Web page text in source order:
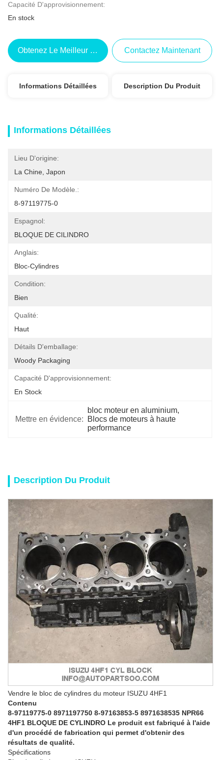
Capacité D'approvisionnement:
En stock
Obtenez Le Meilleur Prix Contactez Maintenant
Informations Détaillées Description Du Produit
Informations Détaillées
Lieu D'origine:
La Chine, Japon
Numéro De Modèle.:
8-97119775-0
Espagnol:
BLOQUE DE CILINDRO
Anglais:
Bloc-Cylindres
Condition:
Bien
Qualité:
Haut
Détails D'emballage:
Woody Packaging
Capacité D'approvisionnement:
En Stock
Mettre en évidence:
bloc moteur en aluminium,
Blocs de moteurs à haute
performance
Description Du Produit
Vendre le bloc de cylindres du moteur ISUZU 4HF1
Contenu
8-97119775-0 8971197750 8-97163853-5 8971638535 NPR66
4HF1 BLOQUE DE CYLINDRO Le produit est fabriqué à l'aide
d'un procédé de fabrication qui permet d'obtenir des
résultats de qualité.
Spécifications